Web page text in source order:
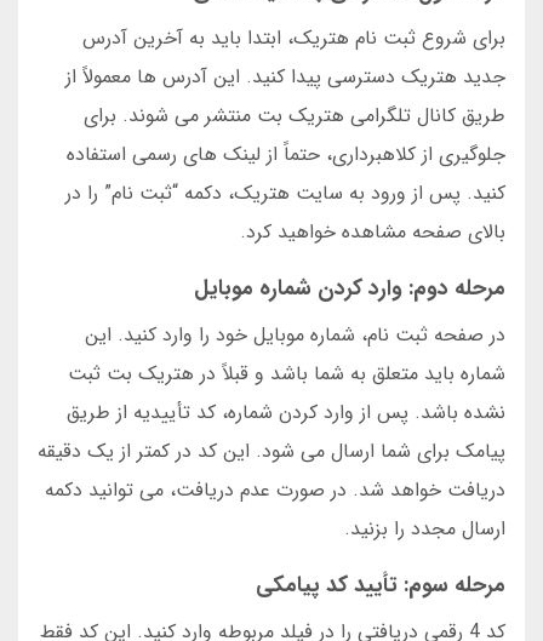
برای شروع ثبت نام هتریک، ابتدا باید به آخرین آدرس
جدید هتریک دسترسی پیدا کنید. این آدرس ها معمولاً از
طریق کانال تلگرامی هتریک بت منتشر می شوند. برای
جلوگیری از کلاهبرداری، حتماً از لینک های رسمی استفاده
کنید. پس از ورود به سایت هتریک، دکمه “ثبت نام” را در
بالای صفحه مشاهده خواهید کرد.
مرحله دوم: وارد کردن شماره موبایل
در صفحه ثبت نام، شماره موبایل خود را وارد کنید. این
شماره باید متعلق به شما باشد و قبلاً در هتریک بت ثبت
نشده باشد. پس از وارد کردن شماره، کد تأییدیه از طریق
پیامک برای شما ارسال می شود. این کد در کمتر از یک دقیقه
دریافت خواهد شد. در صورت عدم دریافت، می توانید دکمه
ارسال مجدد را بزنید.
مرحله سوم: تأیید کد پیامکی
کد 4 رقمی دریافتی را در فیلد مربوطه وارد کنید. این کد فقط